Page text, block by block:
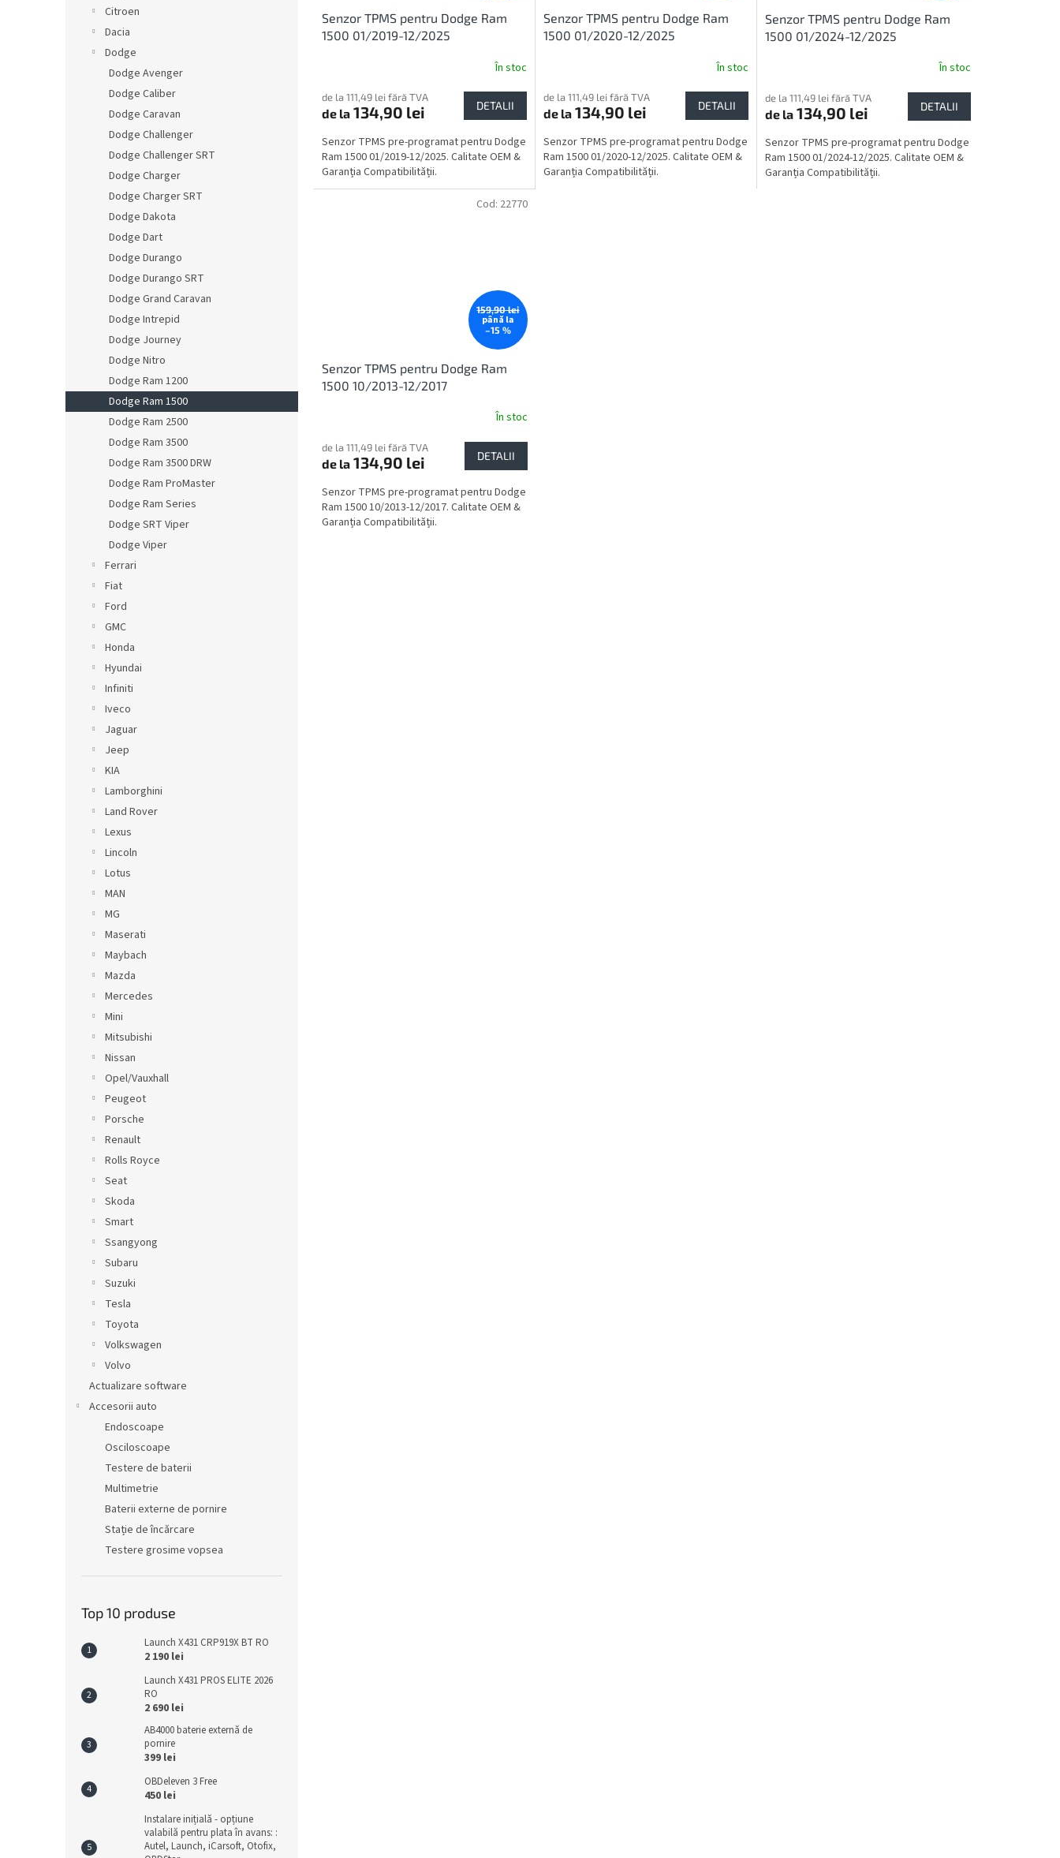
Citroen
Dacia
Dodge
Dodge Avenger
Dodge Caliber
Dodge Caravan
Dodge Challenger
Dodge Challenger SRT
Dodge Charger
Dodge Charger SRT
Dodge Dakota
Dodge Dart
Dodge Durango
Dodge Durango SRT
Dodge Grand Caravan
Dodge Intrepid
Dodge Journey
Dodge Nitro
Dodge Ram 1200
Dodge Ram 1500
Dodge Ram 2500
Dodge Ram 3500
Dodge Ram 3500 DRW
Dodge Ram ProMaster
Dodge Ram Series
Dodge SRT Viper
Dodge Viper
Ferrari
Fiat
Ford
GMC
Honda
Hyundai
Infiniti
Iveco
Jaguar
Jeep
KIA
Lamborghini
Land Rover
Lexus
Lincoln
Lotus
MAN
MG
Maserati
Maybach
Mazda
Mercedes
Mini
Mitsubishi
Nissan
Opel/Vauxhall
Peugeot
Porsche
Renault
Rolls Royce
Seat
Skoda
Smart
Ssangyong
Subaru
Suzuki
Tesla
Toyota
Volkswagen
Volvo
Actualizare software
Accesorii auto
Endoscoape
Osciloscoape
Testere de baterii
Multimetrie
Baterii externe de pornire
Stație de încărcare
Testere grosime vopsea
Top 10 produse
Launch X431 CRP919X BT RO
2 190 lei
Launch X431 PROS ELITE 2026
RO
2 690 lei
AB4000 baterie externă de
pornire
399 lei
OBDeleven 3 Free
450 lei
Instalare inițială - opțiune
valabilă pentru plata în avans: :
Autel, Launch, iCarsoft, Otofix,
Senzor TPMS pentru Dodge Ram
1500 01/2019-12/2025
În stoc
de la 111,49 lei fără TVA
de la 134,90 lei DETALII
Senzor TPMS pre-programat pentru Dodge
Ram 1500 01/2019-12/2025. Calitate OEM &
Garanția Compatibilității.
Senzor TPMS pentru Dodge Ram
1500 01/2020-12/2025
În stoc
de la 111,49 lei fără TVA
de la134,90 lei DETALII
Senzor TPMS pre-programat pentru Dodge
Ram 1500 01/2020-12/2025. Calitate OEM &
Garanția Compatibilității.
Senzor TPMS pentru Dodge Ram
1500 01/2024-12/2025
În stoc
de la 111,49 lei fără TVA
de la134,90 lei DETALII
Senzor TPMS pre-programat pentru Dodge
Ram 1500 01/2024-12/2025. Calitate OEM &
Garanția Compatibilității.
159,90 lei
până la
–15 %
Senzor TPMS pentru Dodge Ram
1500 10/2013-12/2017
În stoc
de la 111,49 lei fără TVA
de la 134,90 lei DETALII
Senzor TPMS pre-programat pentru Dodge
Ram 1500 10/2013-12/2017. Calitate OEM &
Garanția Compatibilității.
Cod: 22770